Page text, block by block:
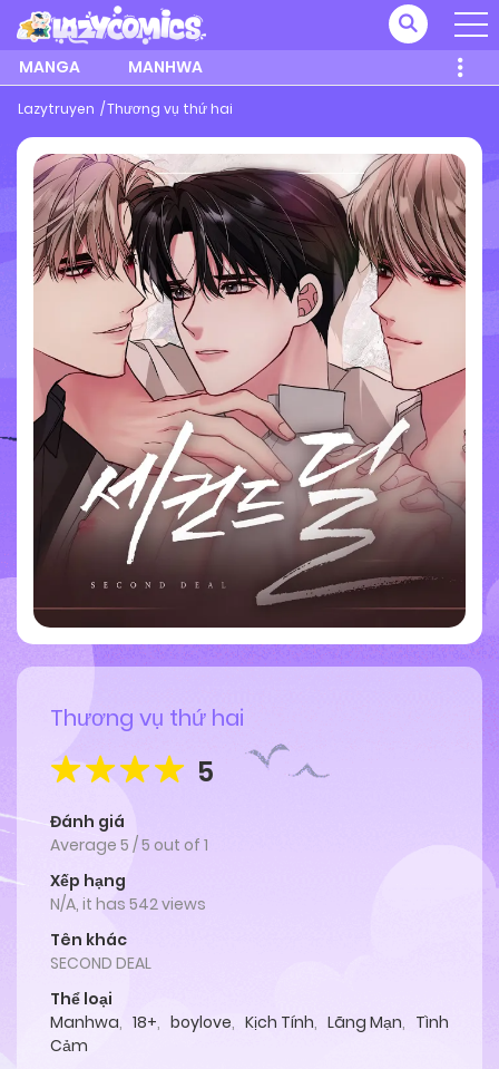
MANGA MANHWA
Lazytruyen Thương vụ thứ hai
Thương vụ thứ hai
5
Đánh giá
Average 5 /5 out of 1
Xếp hạng
N/A, it has 542 views
Tên khác
SECOND DEAL
Thể loại
Manhwa, 18+, boylove, Kịch Tính, Lãng Mạn, Tình
Cảm